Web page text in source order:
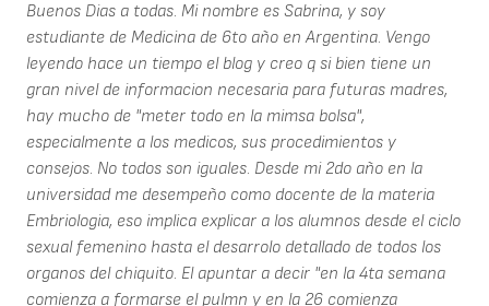
Buenos Dias a todas. Mi nombre es Sabrina, y soy
estudiante de Medicina de 6to año en Argentina. Vengo
leyendo hace un tiempo el blog y creo q si bien tiene un
gran nivel de informacion necesaria para futuras madres,
hay mucho de "meter todo en la mimsa bolsa",
especialmente a los medicos, sus procedimientos y
consejos. No todos son iguales. Desde mi 2do año en la
universidad me desempeño como docente de la materia
Embriologia, eso implica explicar a los alumnos desde el ciclo
sexual femenino hasta el desarrolo detallado de todos los
organos del chiquito. El apuntar a decir "en la 4ta semana
comienza a formarse el pulmn y en la 26 comienza